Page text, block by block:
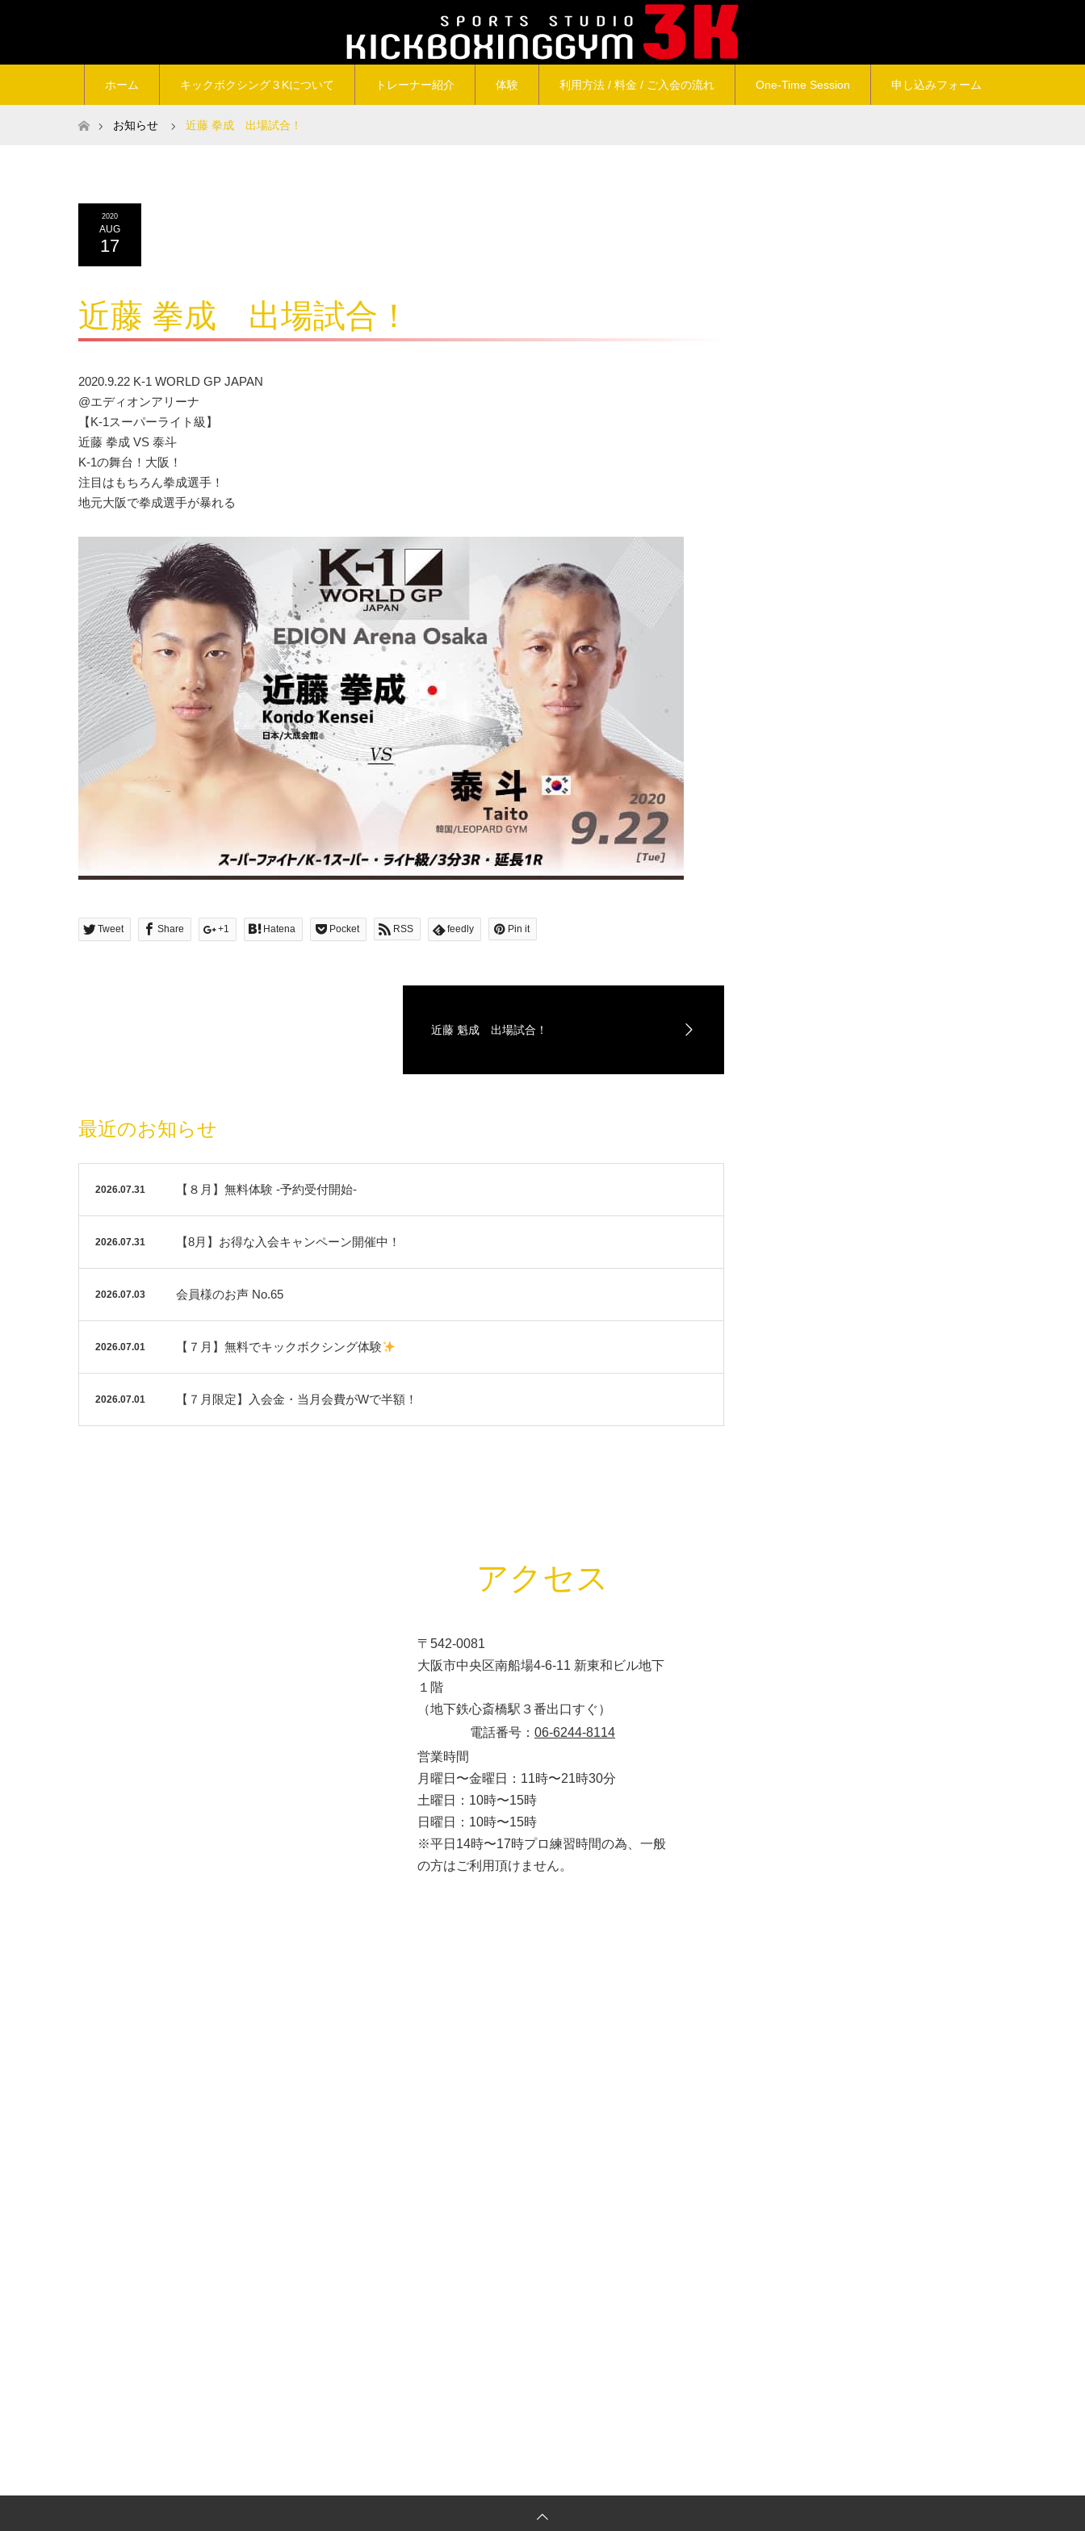
ホーム キックボクシング３Kについて トレーナー紹介 体験 利用方法 / 料金 / ご入会の流れ One-Time Session 申し込みフォーム
ホームお知らせ 近藤 拳成 出場試合！
2020
AUG
17
近藤 拳成 出場試合！
2020.9.22 K-1 WORLD GP JAPAN
@エディオンアリーナ
【K-1スーパーライト級】
近藤 拳成 VS 泰斗
K-1の舞台！大阪！
注目はもちろん拳成選手！
地元大阪で拳成選手が暴れる
Tweet Share +1 Hatena Pocket RSS feedly Pin it
近藤 魁成 出場試合！
最近のお知らせ
2026.07.31 【８月】無料体験 -予約受付開始-
2026.07.31 【8月】お得な入会キャンペーン開催中！
2026.07.03 会員様のお声 No.65
2026.07.01 【７月】無料でキックボクシング体験
2026.07.01 【７月限定】入会金・当月会費がWで半額！
アクセス
〒542-0081
大阪市中央区南船場4-6-11 新東和ビル地下
１階
（地下鉄心斎橋駅３番出口すぐ）
電話番号： 06-6244-8114
営業時間
月曜日〜金曜日：11時〜21時30分
土曜日：10時〜15時
日曜日：10時〜15時
※平日14時〜17時プロ練習時間の為、一般
の方はご利用頂けません。